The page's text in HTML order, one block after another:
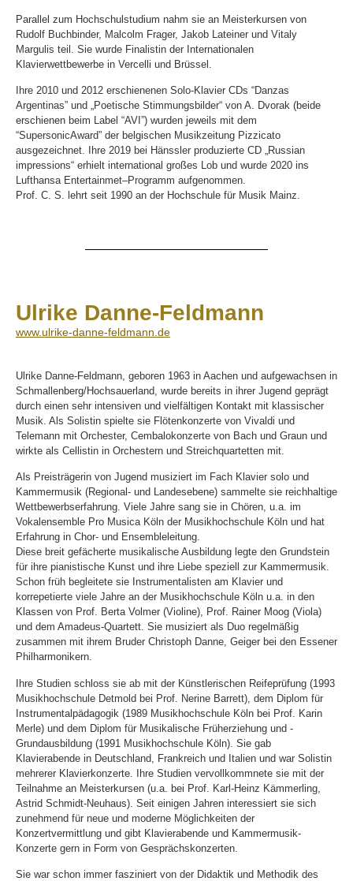
Parallel zum Hochschulstudium nahm sie an Meisterkursen von
Rudolf Buchbinder, Malcolm Frager, Jakob Lateiner und Vitaly
Margulis teil. Sie wurde Finalistin der Internationalen
Klavierwettbewerbe in Vercelli und Brüssel.
Ihre 2010 und 2012 erschienenen Solo-Klavier CDs “Danzas
Argentinas” und „Poetische Stimmungsbilder“ von A. Dvorak (beide
erschienen beim Label “AVI”) wurden jeweils mit dem
“SupersonicAward” der belgischen Musikzeitung Pizzicato
ausgezeichnet. Ihre 2019 bei Hänssler produzierte CD „Russian
impressions“ erhielt international großes Lob und wurde 2020 ins
Lufthansa Entertainmet–Programm aufgenommen.
Prof. C. S. lehrt seit 1990 an der Hochschule für Musik Mainz.
Ulrike Danne-Feldmann
www.ulrike-danne-feldmann.de
Ulrike Danne-Feldmann, geboren 1963 in Aachen und aufgewachsen in
Schmallenberg/Hochsauerland, wurde bereits in ihrer Jugend geprägt
durch einen sehr intensiven und vielfältigen Kontakt mit klassischer
Musik. Als Solistin spielte sie Flötenkonzerte von Vivaldi und
Telemann mit Orchester, Cembalokonzerte von Bach und Graun und
wirkte als Cellistin in Orchestern und Streichquartetten mit.
Als Preisträgerin von Jugend musiziert im Fach Klavier solo und
Kammermusik (Regional- und Landesebene) sammelte sie reichhaltige
Wettbewerbserfahrung. Viele Jahre sang sie in Chören, u.a. im
Vokalensemble Pro Musica Köln der Musikhochschule Köln und hat
Erfahrung in Chor- und Ensembleleitung.
Diese breit gefächerte musikalische Ausbildung legte den Grundstein
für ihre pianistische Kunst und ihre Liebe speziell zur Kammermusik.
Schon früh begleitete sie Instrumentalisten am Klavier und
korrepetierte viele Jahre an der Musikhochschule Köln u.a. in den
Klassen von Prof. Berta Volmer (Violine), Prof. Rainer Moog (Viola)
und dem Amadeus-Quartett. Sie musiziert als Duo regelmäßig
zusammen mit ihrem Bruder Christoph Danne, Geiger bei den Essener
Philharmonikern.
Ihre Studien schloss sie ab mit der Künstlerischen Reifeprüfung (1993
Musikhochschule Detmold bei Prof. Nerine Barrett), dem Diplom für
Instrumentalpädagogik (1989 Musikhochschule Köln bei Prof. Karin
Merle) und dem Diplom für Musikalische Früherziehung und -
Grundausbildung (1991 Musikhochschule Köln). Sie gab
Klavierabende in Deutschland, Frankreich und Italien und war Solistin
mehrerer Klavierkonzerte. Ihre Studien vervollkommnete sie mit der
Teilnahme an Meisterkursen (u.a. bei Prof. Karl-Heinz Kämmerling,
Astrid Schmidt-Neuhaus). Seit einigen Jahren interessiert sie sich
zunehmend für neue und moderne Möglichkeiten der
Konzertvermittlung und gibt Klavierabende und Kammermusik-
Konzerte gern in Form von Gesprächskonzerten.
Sie war schon immer fasziniert von der Didaktik und Methodik des